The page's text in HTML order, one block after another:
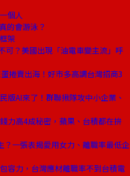
個人
的會游泳？
架
可？美國出現「油電車變主流」呼
捲賣出海！好市多高調台灣招商3
版AI來了！群聯揪隊攻中小企業、
力高4成秘密，蘋果、台積都在拚
？一張表揭愛用女力、離職率最低企
容力，台灣應材離職率不到台積電